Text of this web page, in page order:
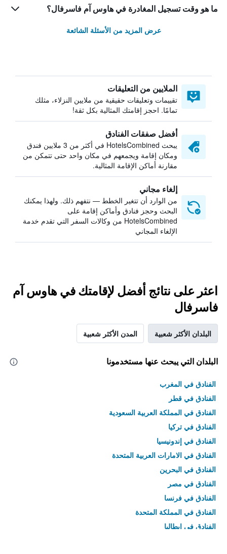
ما هو وقت تسجيل المغادرة في هاوس آم فاسرفال؟
عرض المزيد من الأسئلة الشائعة
الملايين من التعليقات
تقييمات وتعليقات حقيقية من ملايين النزلاء، مثلك
تمامًا. احجز إقامتك المثالية بكل ثقة!
أفضل صفقات الفنادق
يبحث HotelsCombined في أكثر من 3 ملايين فندق
ومكان إقامة ويجمعهم في مكان واحد حتى تتمكن من
مقارنة أماكن الإقامة المثالية.
إلغاء مجاني
من الوارد أن تتغير الخطط — نتفهم ذلك. ولهذا يمكنك
البحث وحجز فنادق وأماكن إقامة على
HotelsCombined من وكالات السفر التي تقدم خدمة
الإلغاء المجاني
اعثر على نتائج أفضل لإقامتك في هاوس آم
فاسرفال
البلدان الأكثر شعبية المدن الأكثر شعبية
البلدان التي يبحث عنها مستخدمونا
الفنادق في المغرب
الفنادق في قطر
الفنادق في المملكة العربية السعودية
الفنادق في تركيا
الفنادق في إندونيسيا
الفنادق في الامارات العربية المتحدة
الفنادق في البحرين
الفنادق في مصر
الفنادق في فرنسا
الفنادق في المملكة المتحدة
الفنادق في إيطاليا